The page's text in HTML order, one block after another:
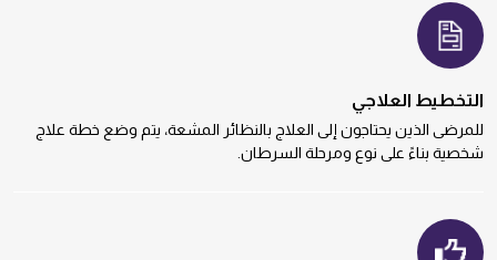
التخطيط العلاجي
للمرضى الذين يحتاجون إلى العلاج بالنظائر المشعة، يتم وضع خطة علاج
شخصية بناءً على نوع ومرحلة السرطان.